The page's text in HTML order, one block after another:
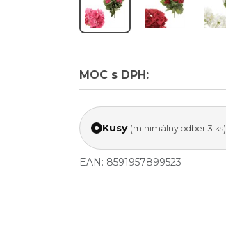
MOC s DPH:
Kusy (minimálny odber 3 ks)
EAN: 8591957899523